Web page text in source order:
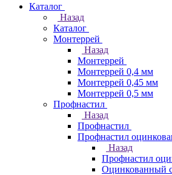
Каталог
Назад
Каталог
Монтеррей
Назад
Монтеррей
Монтеррей 0,4 мм
Монтеррей 0,45 мм
Монтеррей 0,5 мм
Профнастил
Назад
Профнастил
Профнастил
Назад
Профнастил
Оцинкованный